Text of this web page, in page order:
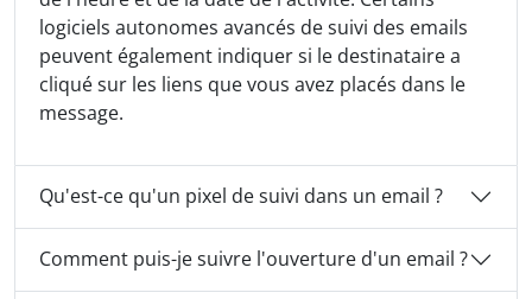
logiciels autonomes avancés de suivi des emails
peuvent également indiquer si le destinataire a
cliqué sur les liens que vous avez placés dans le
message.
Qu'est-ce qu'un pixel de suivi dans un email ?
Comment puis-je suivre l'ouverture d'un email ?